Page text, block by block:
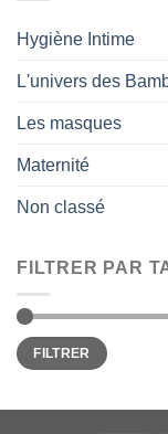
Hygiène Intime
L'univers des
Les masques
Maternité
Non classé
FILTRER PAR
Prix
min
Prix
maxFILTRER